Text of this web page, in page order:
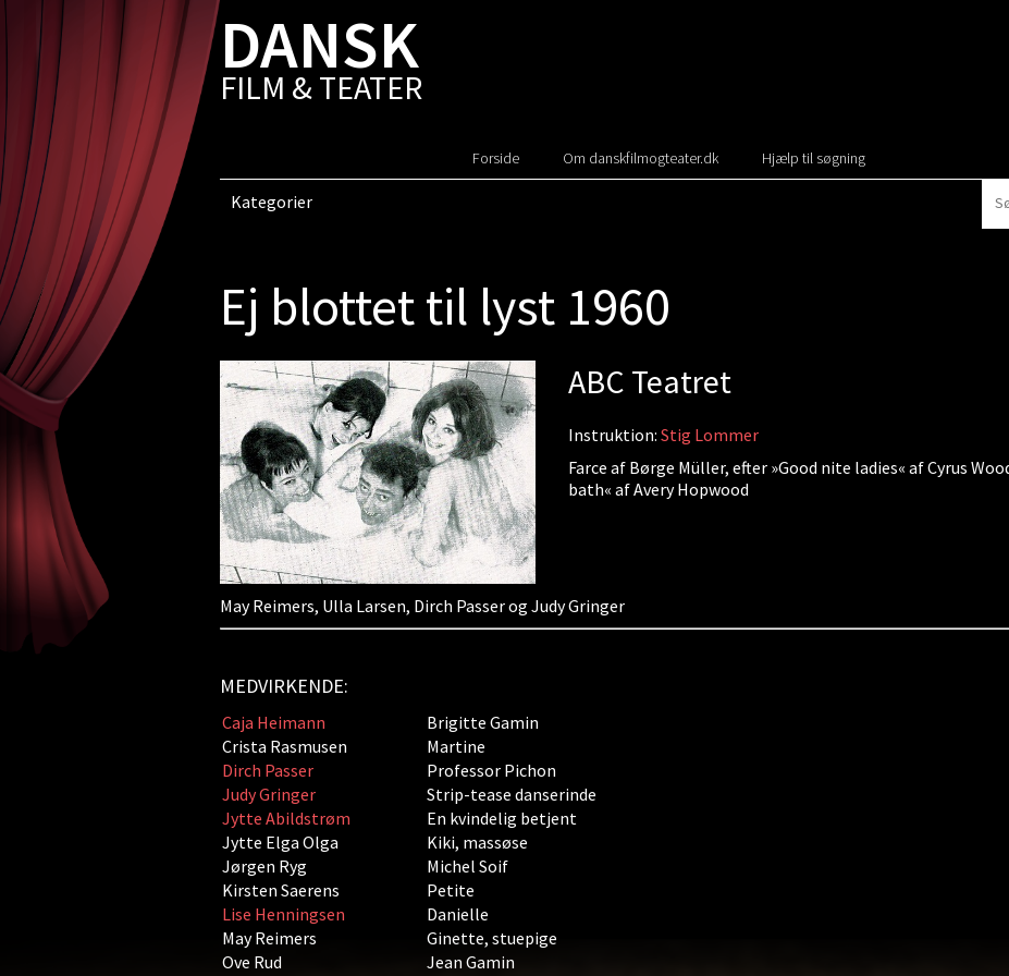
DANSK
FILM & TEATER
Forside Om danskfilmogteater.dk Hjælp til søgning
Kategorier
Ej blottet til lyst 1960
ABC Teatret
Instruktion: Stig Lommer
Farce af Børge Müller, efter »Good nite ladies« af Cyrus
bath« af Avery Hopwood
May Reimers, Ulla Larsen, Dirch Passer og Judy Gringer
MEDVIRKENDE:
Caja Heimann
Brigitte Gamin
Crista Rasmusen
Martine
Dirch Passer
Professor Pichon
Judy Gringer
Strip-tease danserinde
Jytte Abildstrøm
En kvindelig betjent
Jytte Elga Olga
Kiki, massøse
Jørgen Ryg
Michel Soif
Kirsten Saerens
Petite
Lise Henningsen
Danielle
May Reimers
Ginette, stuepige
Ove Rud
Jean Gamin